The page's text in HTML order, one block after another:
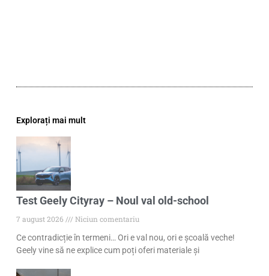
Explorați mai mult
Test Geely Cityray – Noul val old-school
7 august 2026
Niciun comentariu
Ce contradicție în termeni… Ori e val nou, ori e școală veche!
Geely vine să ne explice cum poți oferi materiale și